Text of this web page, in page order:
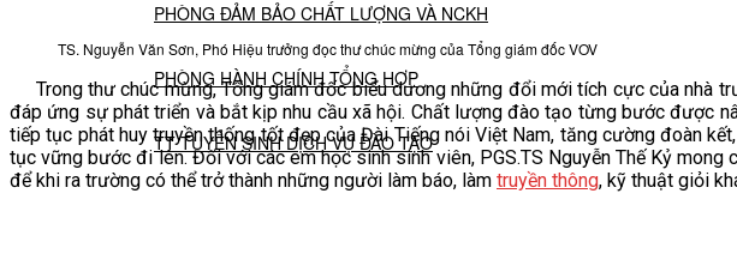
PHÒNG ĐẢM BẢO CHẤT LƯỢNG VÀ NCKH
PHÒNG HÀNH CHÍNH TỔNG HỢP
TT TUYỂN SINH DỊCH VỤ ĐÀO TẠO
TS. Nguyễn Văn Sơn, Phó Hiệu trưởng đọc thư chúc mừng của Tổng giám đốc VOV
Trong thư chúc mừng, Tổng giám đốc biểu dương những đổi mới tích cực của nhà
đáp ứng sự phát triển và bắt kịp nhu cầu xã hội. Chất lượng đào tạo từng bước được
tiếp tục phát huy truyền thống tốt đẹp của Đài Tiếng nói Việt Nam, tăng cường đoàn
tục vững bước đi lên. Đối với các em học sinh sinh viên, PGS.TS Nguyễn Thế Kỷ
để khi ra trường có thể trở thành những người làm báo, làm truyền thông, kỹ thuật giỏi